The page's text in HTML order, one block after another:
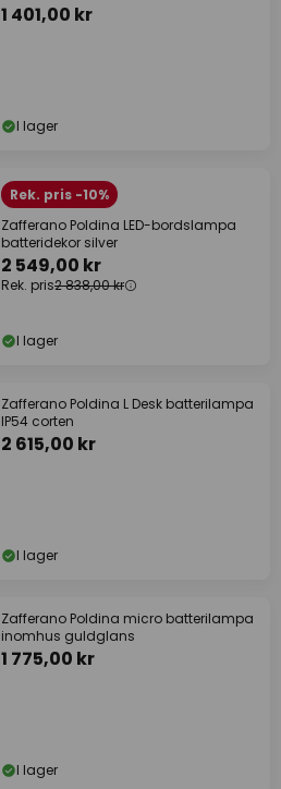
1 401,00 kr
I lager
Rek. pris -10%
Zafferano Poldina LED-bordslampa
batteridekor silver
2 549,00 kr
Rek. pris2 838,00 kr
I lager
Zafferano Poldina L Desk batterilampa
IP54 corten
2 615,00 kr
I lager
Zafferano Poldina micro batterilampa
inomhus guldglans
1 775,00 kr
I lager